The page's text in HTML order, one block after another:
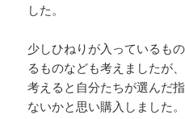
した。
少しひねりが入っているも
るものなども考えましたが
考えると自分たちが選んだ
ないかと思い購入しました。